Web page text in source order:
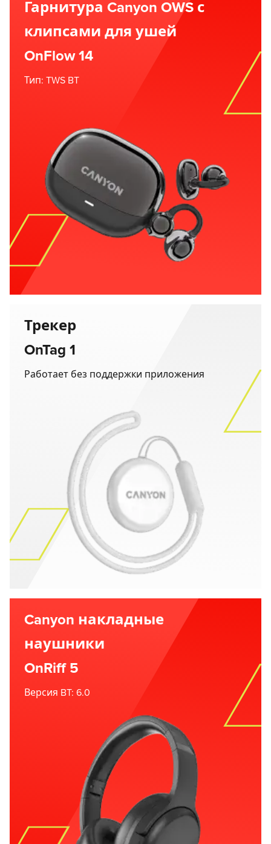
Гарнитура Canyon OWS с
клипсами для ушей
OnFlow 14
Тип: TWS BT
Трекер
OnTag 1
Работает без поддержки приложения
Canyon накладные
наушники
OnRiff 5
Версия BT: 6.0